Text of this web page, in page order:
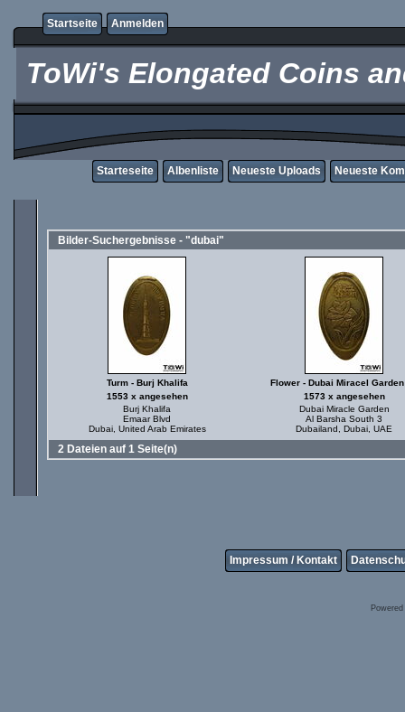
Startseite Anmelden
ToWi's Elongated Coins
Starteseite Albenliste Neueste Uploads Neueste
Bilder-Suchergebnisse - "dubai"
Turm - Burj Khalifa
1553 x angesehen
Burj Khalifa
Emaar Blvd
Dubai, United Arab Emirates
Flower - Dubai Miracel Garden
1573 x angesehen
Dubai Miracle Garden
Al Barsha South 3
Dubailand, Dubai, UAE
2 Dateien auf 1 Seite(n)
Impressum / Kontakt